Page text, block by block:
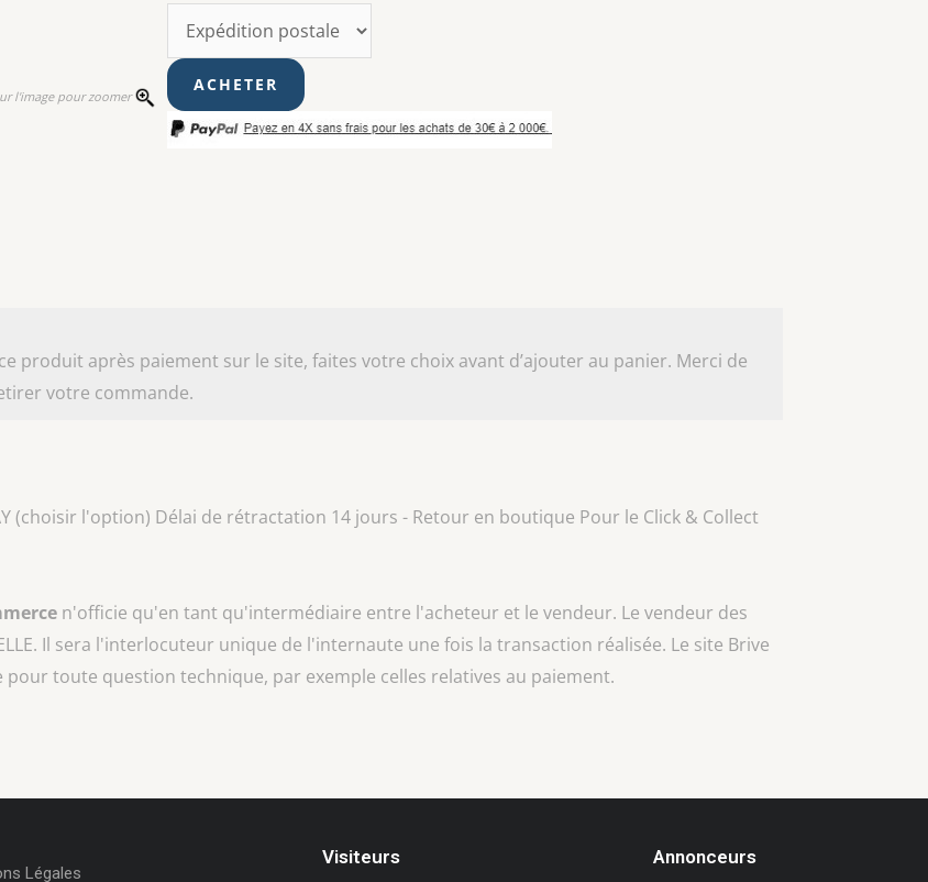
l'image pour zoomer
produit après paiement sur le site, faites votre choix avant d’ajouter au panier. Merci de
votre commande.
(choisir l'option) Délai de rétractation 14 jours - Retour en boutique Pour le Click & Collect
n'officie qu'en tant qu'intermédiaire entre l'acheteur et le vendeur. Le vendeur des
. Il sera l'interlocuteur unique de l'internaute une fois la transaction réalisée. Le site Brive
toute question technique, par exemple celles relatives au paiement.
Légales
Visiteurs Annonceurs